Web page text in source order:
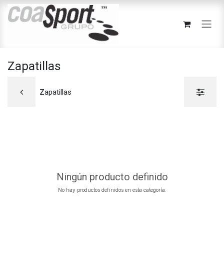
Ir al contenido
Zapatillas
Zapatillas
Ningún producto definido
No hay productos definidos en esta categoría.